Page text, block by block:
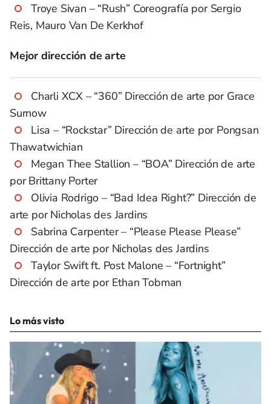
Troye Sivan – “Rush” Coreografía por Sergio
Reis, Mauro Van De Kerkhof
Mejor dirección de arte
Charli XCX – “360” Dirección de arte por Grace
Surnow
Lisa – “Rockstar” Dirección de arte por Pongsan
Thawatwichian
Megan Thee Stallion – “BOA” Dirección de arte
por Brittany Porter
Olivia Rodrigo – “Bad Idea Right?” Dirección de
arte por Nicholas des Jardins
Sabrina Carpenter – “Please Please Please”
Dirección de arte por Nicholas des Jardins
Taylor Swift ft. Post Malone – “Fortnight”
Dirección de arte por Ethan Tobman
Lo más visto